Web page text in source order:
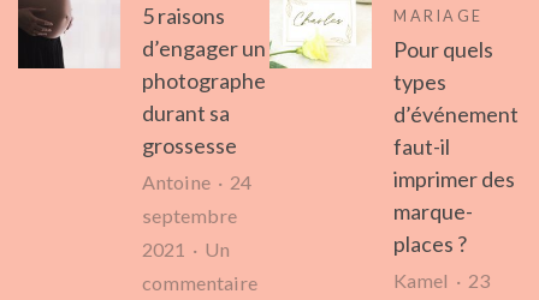
5 raisons
d’engager un
photographe
durant sa
grossesse
Antoine
24
septembre
2021
Un
commentairesur
MARIAGE
Pour quels
types
d’événement
faut-il
imprimer des
marque-
places ?
Kamel
23